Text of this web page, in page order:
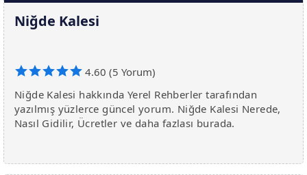
Niğde Kalesi
4.60 (5 Yorum)
Niğde Kalesi hakkında Yerel Rehberler tarafından
yazılmış yüzlerce güncel yorum. Niğde Kalesi Nerede,
Nasıl Gidilir, Ücretler ve daha fazlası burada.